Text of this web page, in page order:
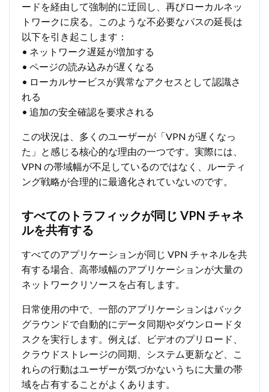
ードを経由して強制的に迂回し、再びローカルネッ
トワークに戻る。このような不必要なパスの延長は
以下を引き起こします：
• ネットワーク遅延が増加する
• ページの読み込みが遅くなる
• ローカルサービスが異常なアクセスとして認識さ
れる
• 追加の安全確認を要求される
この状況は、多くのユーザーが「VPN が遅くなっ
た」と感じる核心的な理由の一つです。実際には、
VPN の帯域幅が不足しているのではなく、ルーティ
ング戦略が合理的に最適化されていないのです。
すべてのトラフィックが同じ VPN チャネ
ルを共有する
すべてのアプリケーションが同じ VPN チャネルを共
有する場合、高帯域幅のアプリケーションが大量の
ネットワークリソースを占有します。
日常使用の中で、一部のアプリケーションはバック
グラウンドで自動的にデータ同期やダウンロードタ
スクを実行します。例えば、ビデオのプリロード、
クラウドストレージの同期、システム更新など、こ
れらの行動はユーザーが気づかないうちに大量の帯
域を占有することがよくあります。